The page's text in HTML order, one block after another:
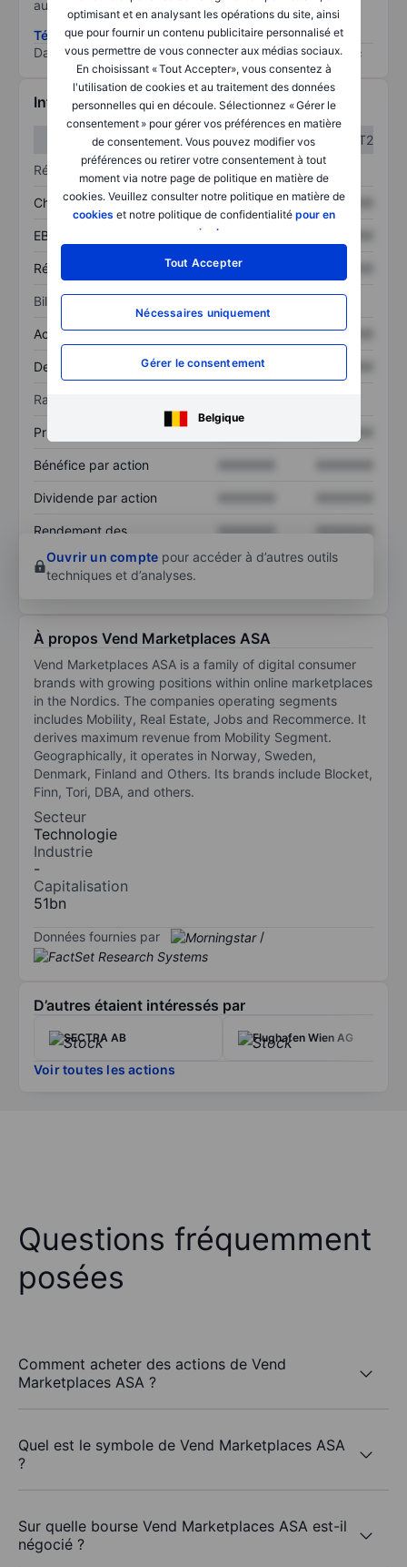
optimisant et en analysant les opérations du site, ainsi
que pour fournir un contenu publicitaire personnalisé et
vous permettre de vous connecter aux médias sociaux.
En choisissant « Tout Accepter», vous consentez à
l'utilisation de cookies et au traitement des données
personnelles qui en découle. Sélectionnez « Gérer le
consentement » pour gérer vos préférences en matière
de consentement. Vous pouvez modifier vos
préférences ou retirer votre consentement à tout
moment via notre page de politique en matière de
cookies. Veuillez consulter notre politique en matière de
cookies et notre politique de confidentialité pour en
savoir plus
Tout Accepter
Nécessaires uniquement
Gérer le consentement
Belgique
au risque le plus élevé).
Télécharger la méthodologie ESG (en anglais)
Data provided by
/
Informations financières
T1
T2
Résultats
Chiffre d’affaires XXXXXXX XXXXXXX
EBITDA XXXXXXX
Résultat net XXXXXXX
Bilan
Actif total XXXXXXX XXXXXXX
Dette totale XXXXXXX
Ratios
Prix / ventes
Bénéfice par action
Dividende par action
Rendement des
XXXXXXX
XXXXXXX
Ouvrir un compte pour accéder à d’autres outils
techniques et d’analyses.
À propos Vend Marketplaces ASA
Vend Marketplaces ASA is a family of digital consumer
brands with growing positions within online marketplaces
in the Nordics. The companies operating segments
includes Mobility, Real Estate, Jobs and Recommerce. It
derives maximum revenue from Mobility Segment.
Geographically, it operates in Norway, Sweden,
Denmark, Finland and Others. Its brands include Blocket,
Finn, Tori, DBA, and others.
Secteur
Technologie
Industrie
-
Capitalisation
51bn
Données fournies par /
D’autres étaient intéressés par
SECTRA AB Flughafen Wien AG
Voir toutes les actions
Questions fréquemment
posées
Comment acheter des actions de Vend
Marketplaces ASA ?
Quel est le symbole de Vend Marketplaces ASA
?
Sur quelle bourse Vend Marketplaces ASA est-il
négocié ?